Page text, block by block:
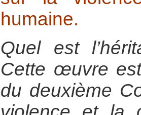
humaine.
Quel est
Cette œuvre
du deuxième